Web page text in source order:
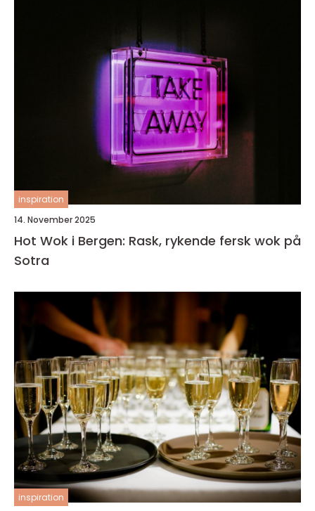
inspiration
14. November 2025
Hot Wok i Bergen: Rask, rykende fersk wok på
Sotra
inspiration